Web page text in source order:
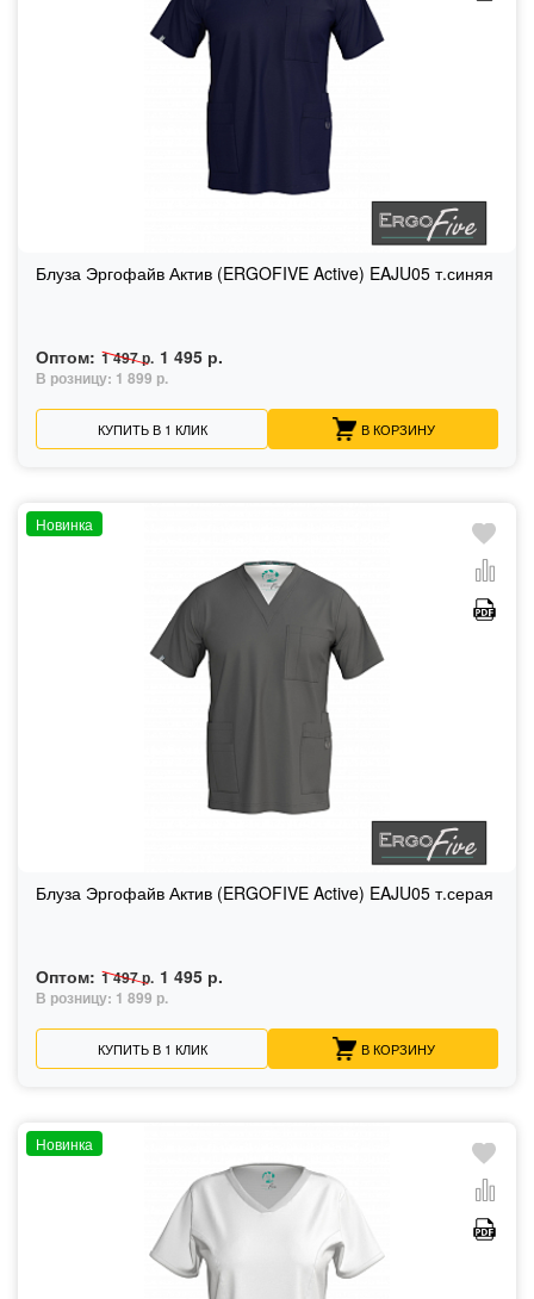
Блуза Эргофайв Актив (ERGOFIVE Active) EAJU05 т.синяя
Оптом: 1 497 р. 1 495 р.
В розницу: 1 899 р.
КУПИТЬ В 1 КЛИК В КОРЗИНУ
Новинка
Блуза Эргофайв Актив (ERGOFIVE Active) EAJU05 т.серая
Оптом: 1 497 р. 1 495 р.
В розницу: 1 899 р.
КУПИТЬ В 1 КЛИК В КОРЗИНУ
Новинка